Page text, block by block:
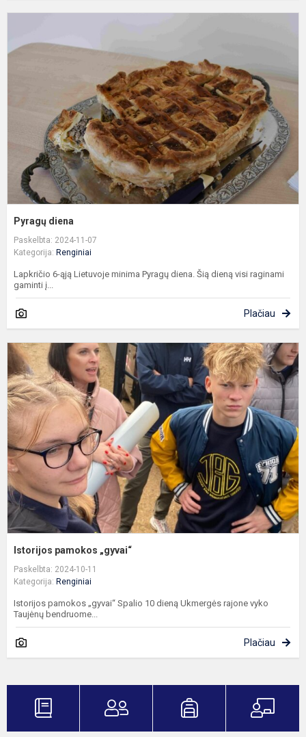
Pyragų diena
Paskelbta: 2024-11-07
Kategorija: Renginiai
Lapkričio 6-ąją Lietuvoje minima Pyragų diena. Šią dieną visi raginami
gaminti į...
Plačiau
Istorijos pamokos „gyvai“
Paskelbta: 2024-10-11
Kategorija: Renginiai
Istorijos pamokos „gyvai“ Spalio 10 dieną Ukmergės rajone vyko
Taujėnų bendruome...
Plačiau